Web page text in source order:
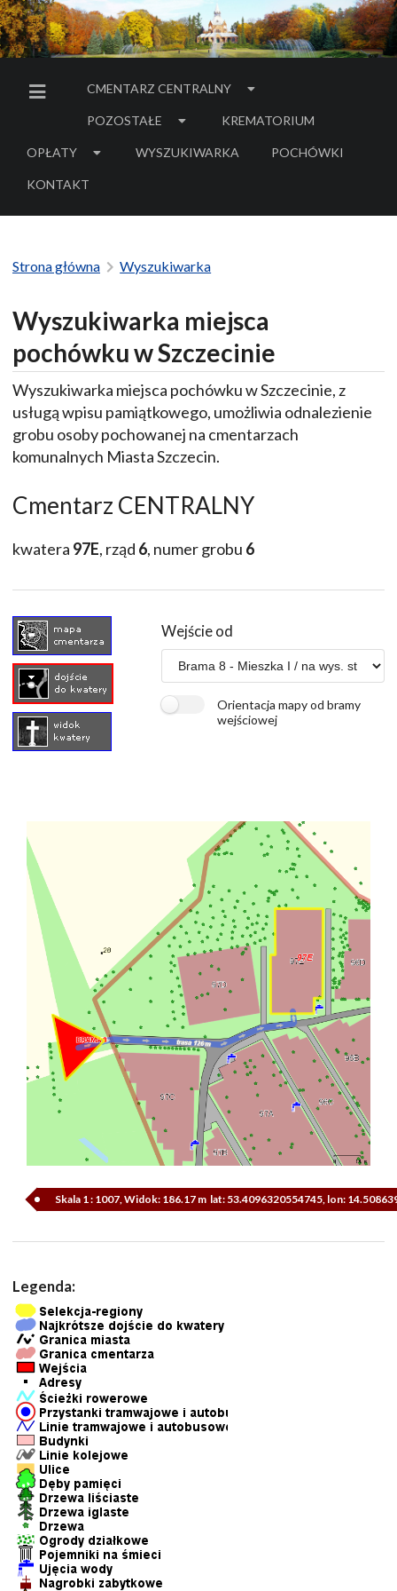
MENU BOCZNE
CMENTARZ CENTRALNY
POZOSTAŁE KREMATORIUM
OPŁATY WYSZUKIWARKA POCHÓWKI
- LINK DO SERWISU
KONTAKT
Strona główna Wyszukiwarka
Wyszukiwarka miejsca
pochówku w Szczecinie
Wyszukiwarka miejsca pochówku w Szczecinie, z
usługą wpisu pamiątkowego, umożliwia odnalezienie
grobu osoby pochowanej na cmentarzach
komunalnych Miasta Szczecin.
Cmentarz CENTRALNY
kwatera 97E, rząd 6, numer grobu 6
Wejście od
Orientacja mapy od bramy
wejściowej
Skala 1 : 1007, Widok: 186.17 m lat: 53.4096320554745, lon:
Legenda: